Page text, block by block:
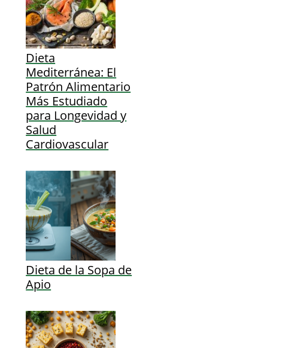
Dieta
Mediterránea: El
Patrón Alimentario
Más Estudiado
para Longevidad y
Salud
Cardiovascular
Dieta de la Sopa de
Apio